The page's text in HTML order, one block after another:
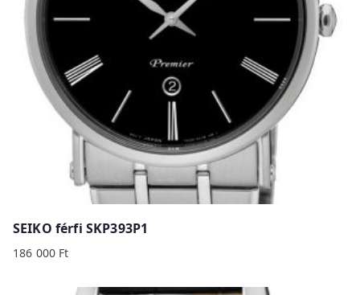
SEIKO férfi SKP393P1
186 000 Ft